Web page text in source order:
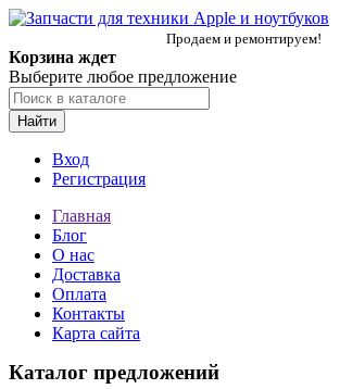
Продаем и ремонтируем!
Корзина ждет
Выберите любое предложение
Найти
Вход
Регистрация
Главная
Блог
О нас
Доставка
Оплата
Контакты
Карта сайта
Каталог предложений